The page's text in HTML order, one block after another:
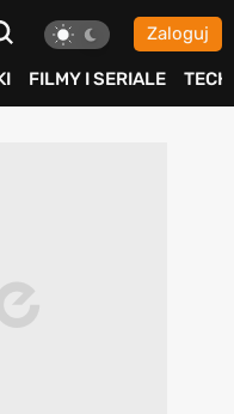
Zaloguj
FILMY I SERIALE TECH